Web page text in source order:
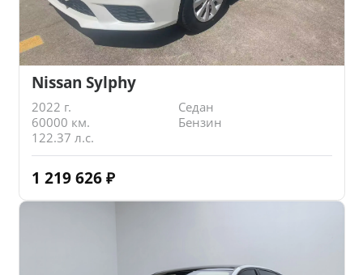
Nissan Sylphy
2022 г.
Седан
60000 км.
Бензин
122.37 л.с.
1 219 626 ₽